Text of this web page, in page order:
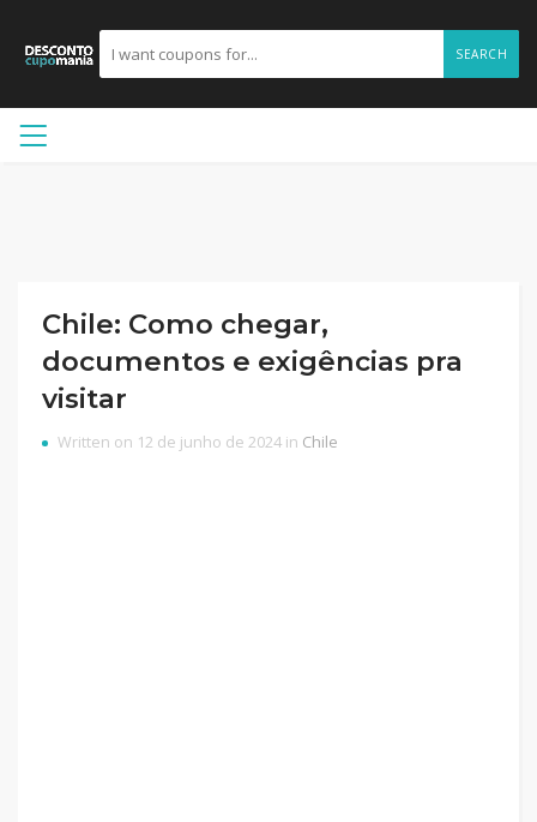
SEARCH
Chile: Como chegar,
documentos e exigências pra
visitar
Written on 12 de junho de 2024 in Chile